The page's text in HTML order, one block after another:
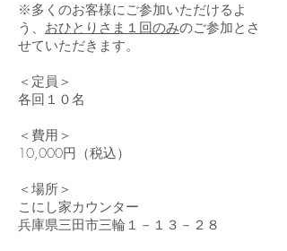
※多くのお客様にご参加いただけるよ
う、 おひとりさま１回のみのご参加とさ
せていただきます。
＜定員＞
各回１０名
＜費用＞
10,000円（税込）
＜場所＞
こにし家カウンター
兵庫県三田市三輪１－１３－２８